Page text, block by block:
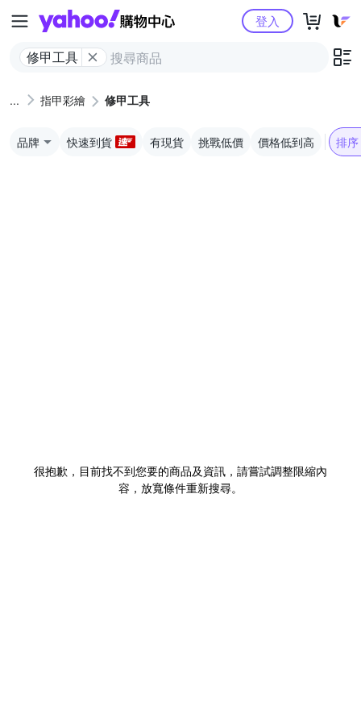
Yahoo購物中心
修甲工具
登入
指甲彩繪 修甲工具
品牌 快速到貨 有現貨 挑戰低價 價格低到高 排序
很抱歉，目前找不到您要的商品及資訊，請嘗試調整限縮內
容，放寬條件重新搜尋。